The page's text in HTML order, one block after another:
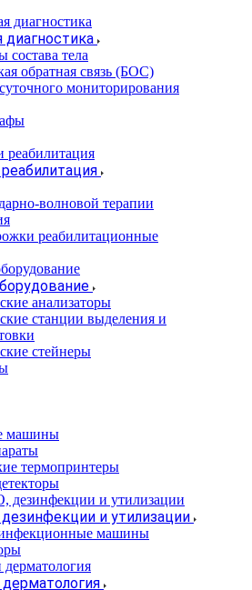
диагностика
состава тела
обратная связь (БОС)
мониторирования
волновой терапии
реабилитационные
анализаторы
станции выделения и
стейнеры
машины
термопринтеры
и утилизации
машины